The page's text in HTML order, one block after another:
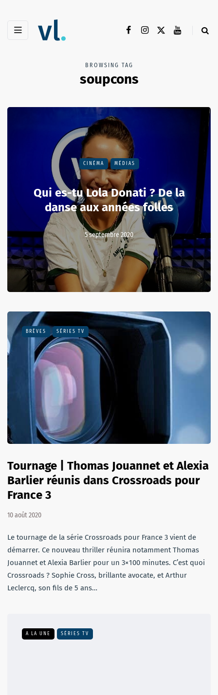
BROWSING TAG
soupcons
CINÉMA MÉDIAS
Qui es-tu Lola Donati ? De la
danse aux années folles
5 septembre 2020
BRÈVES SÉRIES TV
Tournage | Thomas Jouannet et Alexia
Barlier réunis dans Crossroads pour
France 3
10 août 2020
Le tournage de la série Crossroads pour France 3 vient de
démarrer. Ce nouveau thriller réunira notamment Thomas
Jouannet et Alexia Barlier pour un 3×100 minutes. C’est quoi
Crossroads ? Sophie Cross, brillante avocate, et Arthur
Leclercq, son fils de 5 ans…
A LA UNE SÉRIES TV